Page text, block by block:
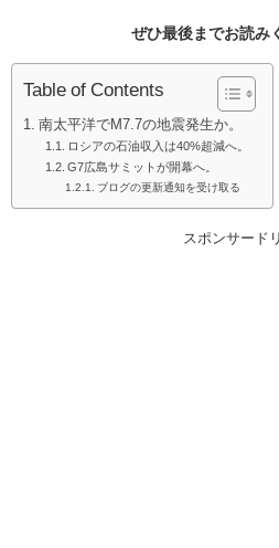
ぜひ最後までお読み
Table of Contents
南太平洋でM7.7の地震発生か。
ロシアの石油収入は40%超減へ。
G7広島サミットが開幕へ。
ブログの更新通知を受け取る
スポンサード